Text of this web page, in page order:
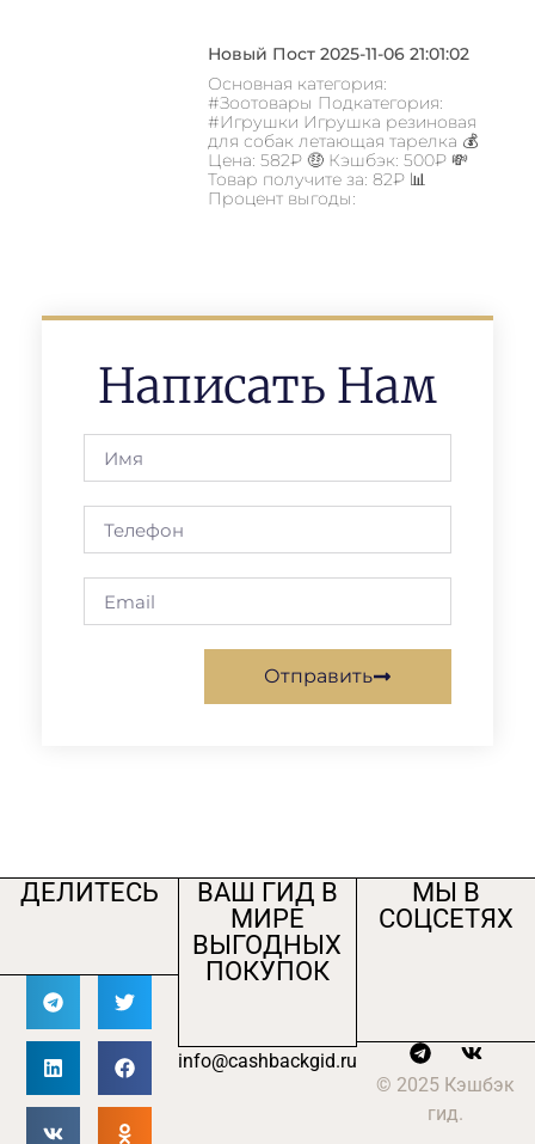
Новый Пост 2025-11-06 21:01:02
Основная категория:
#Зоотовары Подкатегория:
#Игрушки Игрушка резиновая
для собак летающая тарелка 💰
Цена: 582₽ 🤑 Кэшбэк: 500₽ 💸
Товар получите за: 82₽ 📊
Процент выгоды:
Написать Нам
Отправить
ДЕЛИТЕСЬ
ВАШ ГИД В
МИРЕ
ВЫГОДНЫХ
ПОКУПОК
info@cashbackgid.ru
МЫ В
СОЦСЕТЯХ
© 2025 Кэшбэк
гид.